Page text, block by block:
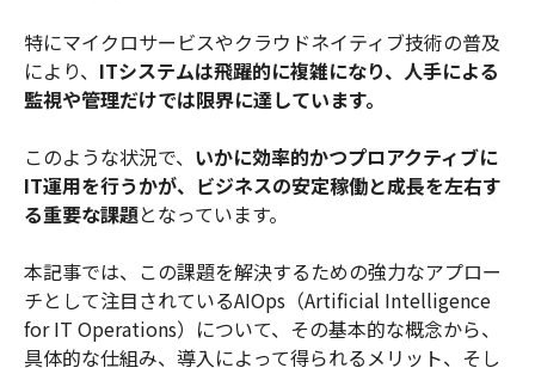
特にマイクロサービスやクラウドネイティブ技術の普及
により、 ITシステムは飛躍的に複雑になり、人手による
監視や管理だけでは限界に達しています。
このような状況で、 いかに効率的かつプロアクティブに
IT運用を行うかが、ビジネスの安定稼働と成長を左右す
る重要な課題となっています。
本記事では、この課題を解決するための強力なアプロー
チとして注目されているAIOps（Artificial Intelligence
for IT Operations）について、その基本的な概念から、
具体的な仕組み、導入によって得られるメリット、そし